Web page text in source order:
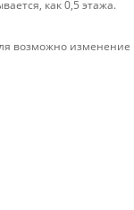
как 0,5 этажа.
возможно изменение